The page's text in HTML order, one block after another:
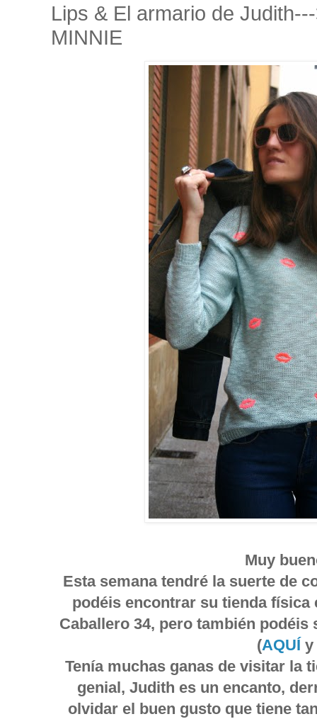
Lips & El armario de
MINNIE
Muy
Esta semana tendré la suerte de
podéis encontrar su tienda física
Caballero 34, pero también
(AQUÍ y
Tenía muchas ganas de visitar la
genial, Judith es un encanto,
olvidar el buen gusto que tiene